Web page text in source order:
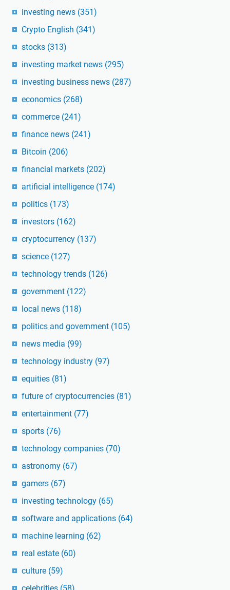
investing news (351)
Crypto English (341)
stocks (313)
investing market news (295)
investing business news (287)
economics (268)
commerce (241)
finance news (241)
Bitcoin (206)
financial markets (202)
artificial intelligence (174)
politics (173)
investors (162)
cryptocurrency (137)
science (127)
technology trends (126)
government (122)
local news (118)
politics and government (105)
news media (99)
technology industry (97)
equities (81)
future of cryptocurrencies (81)
entertainment (77)
sports (76)
technology companies (70)
astronomy (67)
gamers (67)
investing technology (65)
software and applications (64)
machine learning (62)
real estate (60)
culture (59)
celebrities (58)